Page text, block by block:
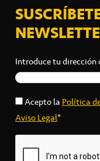
Introduce tu
Acepto laPolítica
Aviso Legal*